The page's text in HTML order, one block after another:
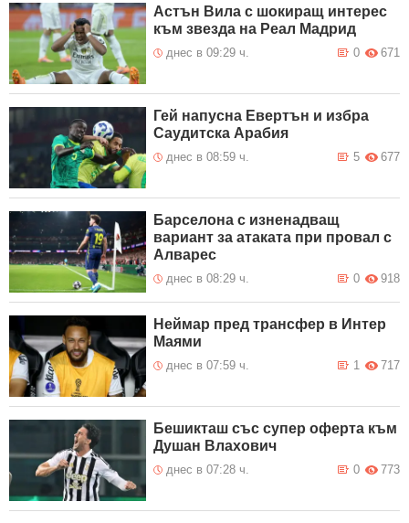
Астън Вила с шокиращ интерес
към звезда на Реал Мадрид
днес в 09:29 ч. 671
0
Гей напусна Евертън и избра
Саудитска Арабия
днес в 08:59 ч. 677
5
Барселона с изненадващ
вариант за атаката при провал с
Алварес
днес в 08:29 ч. 918
0
Неймар пред трансфер в Интер
Маями
днес в 07:59 ч. 717
1
Бешикташ със супер оферта към
Душан Влахович
днес в 07:28 ч. 773
0